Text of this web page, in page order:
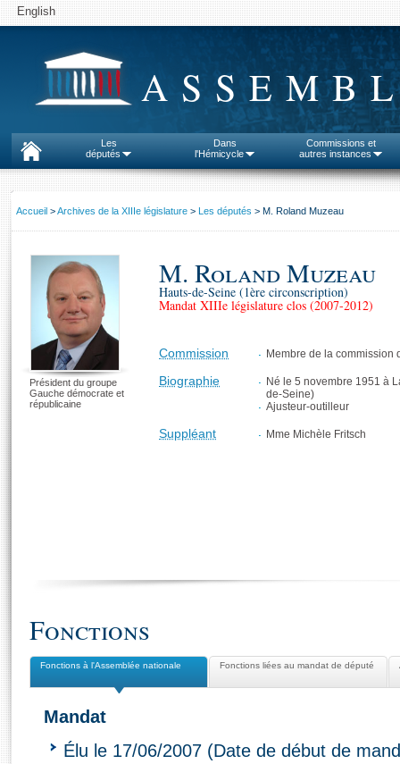
English
Les
députés
Dans
l'Hémicycle
Commissions et
autres instances
Accueil >Archives de la XIIIe législature > Les députés > M. Roland Muzeau
M. Roland Muzeau
Hauts-de-Seine (1ère circonscription)
Mandat XIIIe législature clos (2007-2012)
Commission Membre de la commission
Biographie
Né le 5 novembre 1951 à
de-Seine)
Ajusteur-outilleur
Suppléant Mme Michèle Fritsch
Président du groupe
Gauche démocrate et
républicaine
Fonctions
Fonctions à l'Assemblée nationale Fonctions liées au mandat de député
Mandat
Élu le 17/06/2007 (Date de début de